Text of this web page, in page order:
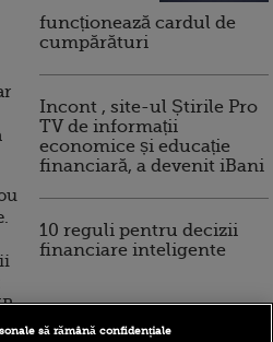
funcționează cardul de
cumpărături
Incont , site-ul Știrile Pro
TV de informații
economice și educație
financiară, a devenit iBani
10 reguli pentru decizii
financiare inteligente
să rămână confidențiale